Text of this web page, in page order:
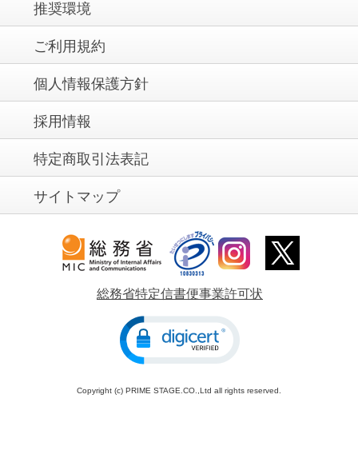
推奨環境
ご利用規約
個人情報保護方針
採用情報
特定商取引法表記
サイトマップ
総務省特定信書便事業許可状
Copyright (c) PRIME STAGE.CO.,Ltd all rights reserved.